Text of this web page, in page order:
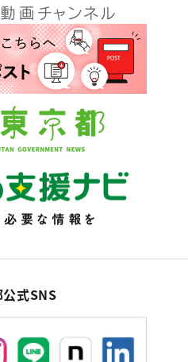
式SNS